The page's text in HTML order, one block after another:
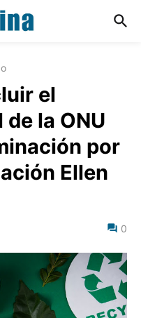
el
la ONU
por
Ellen
0